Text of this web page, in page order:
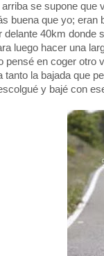
se supone que
buena que yo; eran
delante 40km donde
luego hacer una
pensé en coger otro
tanto la bajada que
y bajé con